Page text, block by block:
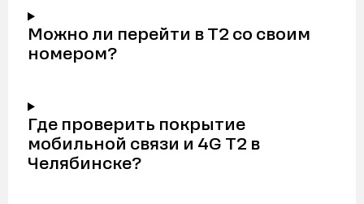
Можно ли перейти в Т2 со своим
номером?
Где проверить покрытие
мобильной связи и 4G Т2 в
Челябинске?